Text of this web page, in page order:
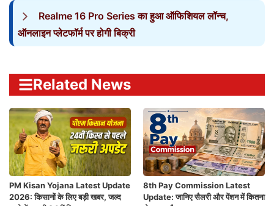
Realme 16 Pro Series का हुआ ऑफिशियल लॉन्च,
ऑनलाइन प्लेटफॉर्म पर होगी बिक्री
Related News
PM Kisan Yojana Latest Update
2026: किसानों के लिए बड़ी खबर, जल्द
8th Pay Commission Latest
Update: जानिए सैलरी और पेंशन में कितना